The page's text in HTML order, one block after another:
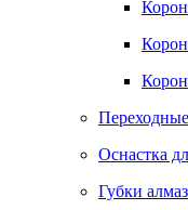
Оснастка
Губки